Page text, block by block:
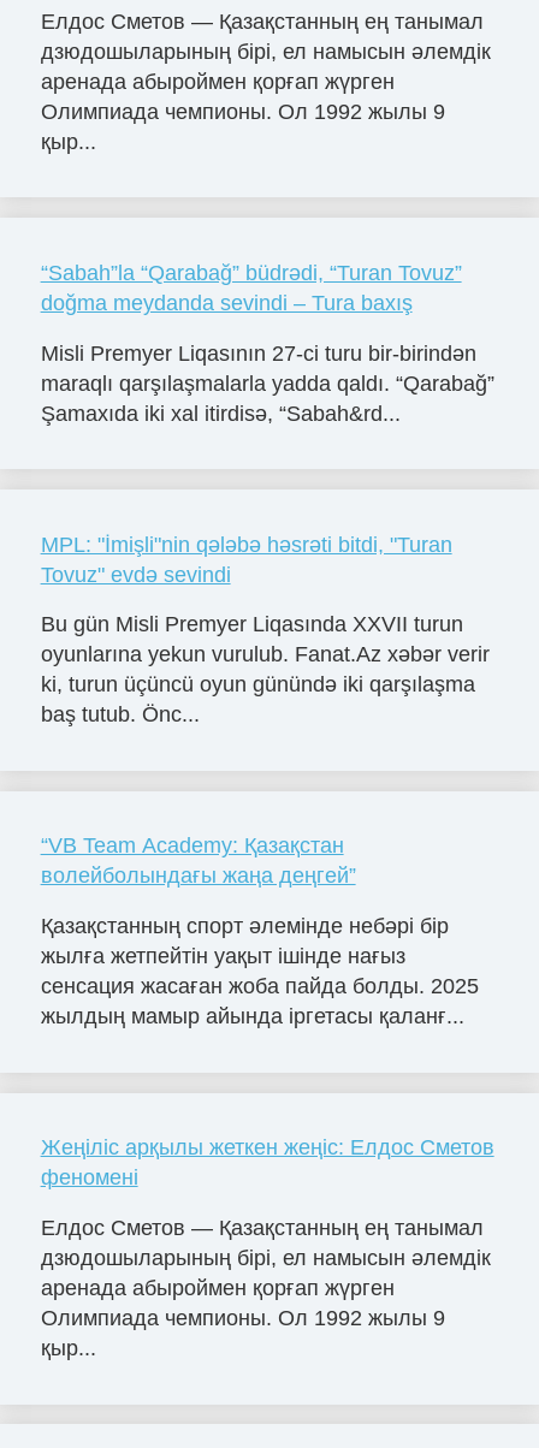
Елдос Сметов — Қазақстанның ең танымал
дзюдошыларының бірі, ел намысын әлемдік
аренада абыроймен қорғап жүрген
Олимпиада чемпионы. Ол 1992 жылы 9
қыр...
“Sabah”la “Qarabağ” büdrədi, “Turan Tovuz”
doğma meydanda sevindi – Tura baxış
Misli Premyer Liqasının 27-ci turu bir-birindən
maraqlı qarşılaşmalarla yadda qaldı. “Qarabağ”
Şamaxıda iki xal itirdisə, “Sabah&rd...
MPL: "İmişli"nin qələbə həsrəti bitdi, "Turan
Tovuz" evdə sevindi
Bu gün Misli Premyer Liqasında XXVII turun
oyunlarına yekun vurulub. Fanat.Az xəbər verir
ki, turun üçüncü oyun günündə iki qarşılaşma
baş tutub. Önc...
“VB Team Academy: Қазақстан
волейболындағы жаңа деңгей”
Қазақстанның спорт әлемінде небәрі бір
жылға жетпейтін уақыт ішінде нағыз
сенсация жасаған жоба пайда болды. 2025
жылдың мамыр айында іргетасы қаланғ...
Жеңіліс арқылы жеткен жеңіс: Елдос Сметов
феномені
Елдос Сметов — Қазақстанның ең танымал
дзюдошыларының бірі, ел намысын әлемдік
аренада абыроймен қорғап жүрген
Олимпиада чемпионы. Ол 1992 жылы 9
қыр...